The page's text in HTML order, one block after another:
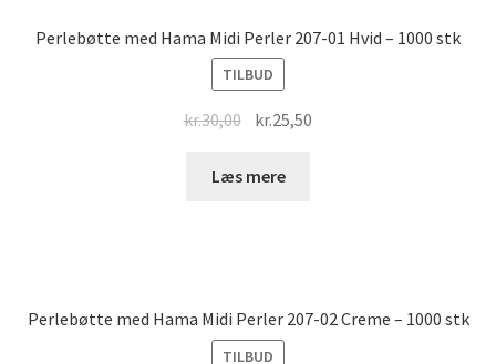
Perlebøtte med Hama Midi Perler 207-01 Hvid – 1000 stk
TILBUD
kr.30,00 Original
was:
kr.25,50
Læs mere
Perlebøtte med Hama Midi Perler 207-02 Creme – 1000 stk
TILBUD